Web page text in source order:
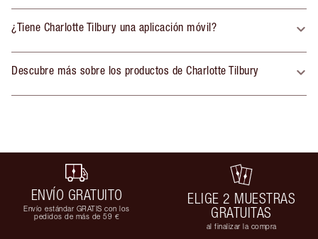
¿Tiene Charlotte Tilbury una aplicación móvil?
Descubre más sobre los productos de Charlotte Tilbury
ENVÍO GRATUITO
Envío estándar GRATIS con los
pedidos de más de 59 €
ELIGE 2 MUESTRAS
GRATUITAS
al finalizar la compra